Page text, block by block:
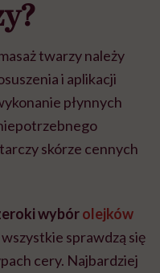
twarzy należy
i aplikacji
płynnych
skórze cennych
wybórolejków
sprawdzą się
cery. Najbardziej